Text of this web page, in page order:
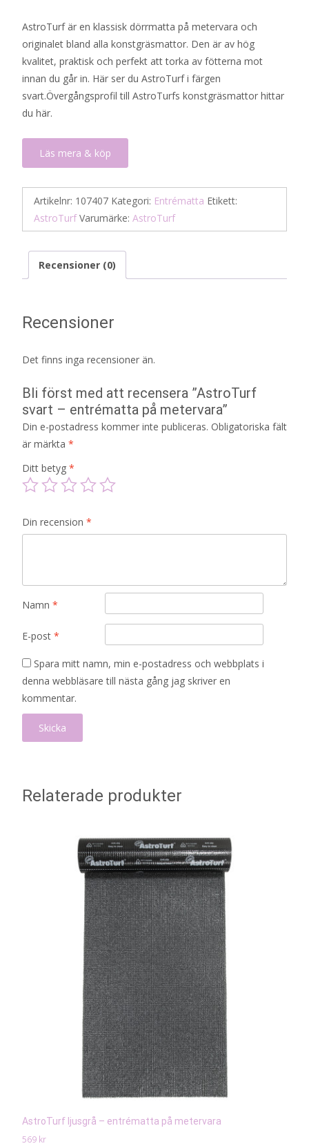
AstroTurf är en klassisk dörrmatta på metervara och
originalet bland alla konstgräsmattor. Den är av hög
kvalitet, praktisk och perfekt att torka av fötterna mot
innan du går in. Här ser du AstroTurf i färgen
svart.Övergångsprofil till AstroTurfs konstgräsmattor hittar
du här.
Läs mera & köp
Artikelnr: 107407 Kategori: Entrématta Etikett:
AstroTurf Varumärke: AstroTurf
Recensioner (0)
Recensioner
Det finns inga recensioner än.
Bli först med att recensera ”AstroTurf
svart – entrématta på metervara”
Din e-postadress kommer inte publiceras. Obligatoriska fält
är märkta *
Ditt betyg *
Din recension *
Namn *
E-post *
Spara mitt namn, min e-postadress och webbplats i
denna webbläsare till nästa gång jag skriver en
kommentar.
Relaterade produkter
AstroTurf ljusgrå – entrématta på metervara
569 kr